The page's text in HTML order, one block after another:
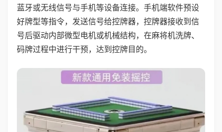
蓝牙或无线信号与手机等设备连接。手机端软件预设
好牌型等指令，发送信号给控牌器，控牌器接收到信
号后驱动内部微型电机或机械结构，在麻将机洗牌、
码牌过程中进行干预，达到控牌目的。